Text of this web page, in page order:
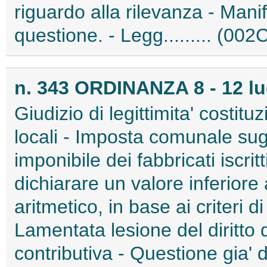
riguardo alla rilevanza -
questione. - Legg.........
n. 343 ORDINANZA 8 - 12
Giudizio di legittimita'
locali - Imposta comunale
imponibile dei fabbricati
dichiarare un valore
aritmetico, in base ai criteri
Lamentata lesione del diritto
contributiva - Questione gia'